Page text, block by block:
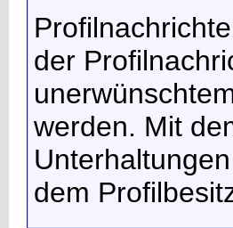
der
werden. Mit
dem